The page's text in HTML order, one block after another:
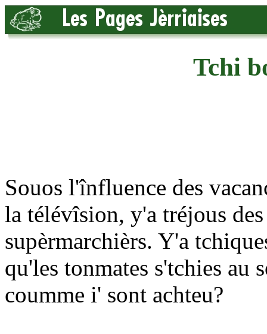
Tchi
Souos l'înfluence des
la télévîsion, y'a tréjous
supèrmarchièrs. Y'a
qu'les tonmates s'tchies au
coumme i' sont achteu?